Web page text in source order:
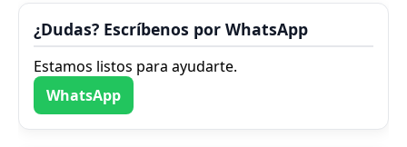
¿Dudas? Escríbenos por WhatsApp
Estamos listos para ayudarte.
WhatsApp